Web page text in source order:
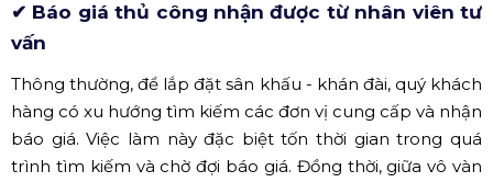
✔ Báo giá thủ công nhận được từ nhân viên tư
vấn
Thông thường, để lắp đặt sân khấu - khán đài, quý khách
hàng có xu hướng tìm kiếm các đơn vị cung cấp và nhận
báo giá. Việc làm này đặc biệt tốn thời gian trong quá
trình tìm kiếm và chờ đợi báo giá. Đồng thời, giữa vô vàn